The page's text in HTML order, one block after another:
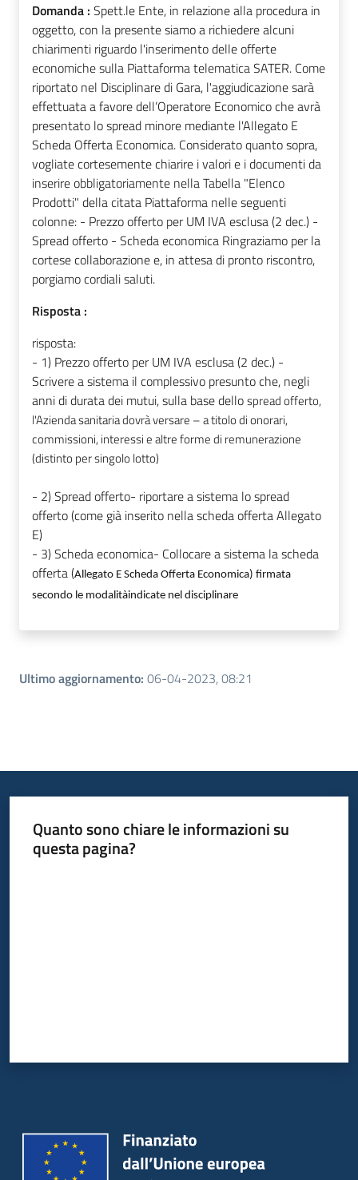
Domanda : Spett.le Ente, in relazione alla procedura in
oggetto, con la presente siamo a richiedere alcuni
chiarimenti riguardo l'inserimento delle offerte
economiche sulla Piattaforma telematica SATER. Come
riportato nel Disciplinare di Gara, l'aggiudicazione sarà
effettuata a favore dell’Operatore Economico che avrà
presentato lo spread minore mediante l'Allegato E
Scheda Offerta Economica. Considerato quanto sopra,
vogliate cortesemente chiarire i valori e i documenti da
inserire obbligatoriamente nella Tabella "Elenco
Prodotti" della citata Piattaforma nelle seguenti
colonne: - Prezzo offerto per UM IVA esclusa (2 dec.) -
Spread offerto - Scheda economica Ringraziamo per la
cortese collaborazione e, in attesa di pronto riscontro,
porgiamo cordiali saluti.
Risposta :
risposta:
- 1) Prezzo offerto per UM IVA esclusa (2 dec.) -
Scrivere a sistema il complessivo presunto che, negli
anni di durata dei mutui, sulla base dellospread offerto,
l'Azienda sanitaria dovrà versare – a titolo di onorari,
commissioni, interessi e altre forme di remunerazione
(distinto per singolo lotto)
- 2) Spread offerto- riportare a sistema lo spread
offerto (come già inserito nella scheda offerta Allegato
E)
- 3) Scheda economica- Collocare a sistema la scheda
offerta (Allegato E Scheda Offerta Economica) firmata
secondo le modalitàindicate nel disciplinare
Ultimo aggiornamento: 06-04-2023, 08:21
Quanto sono chiare le informazioni su
questa pagina?